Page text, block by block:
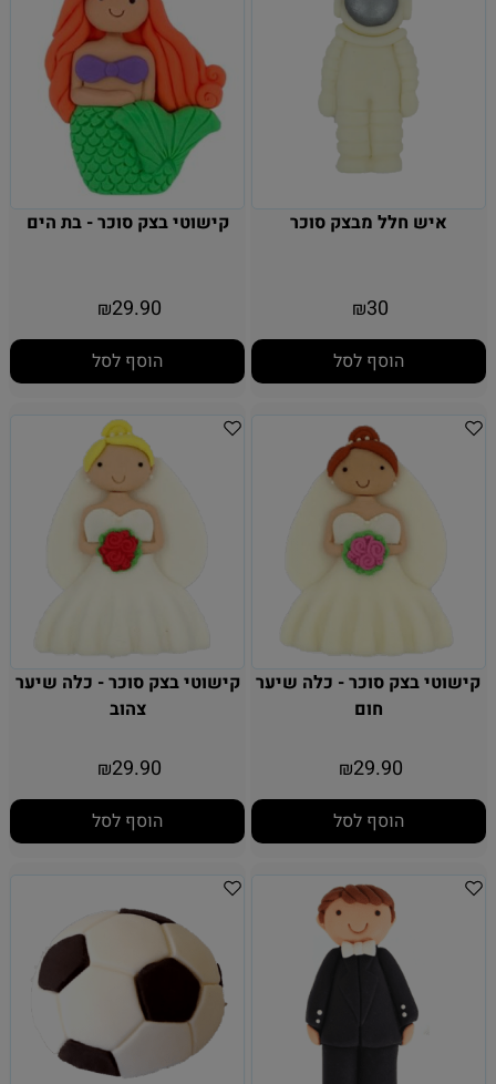
איש חלל מבצק סוכר
₪30
הוסף לסל
קישוטי בצק סוכר - בת הים
₪29.90
הוסף לסל
קישוטי בצק סוכר - כלה שיער
חום
₪29.90
הוסף לסל
קישוטי בצק סוכר - כלה שיער
צהוב
₪29.90
הוסף לסל